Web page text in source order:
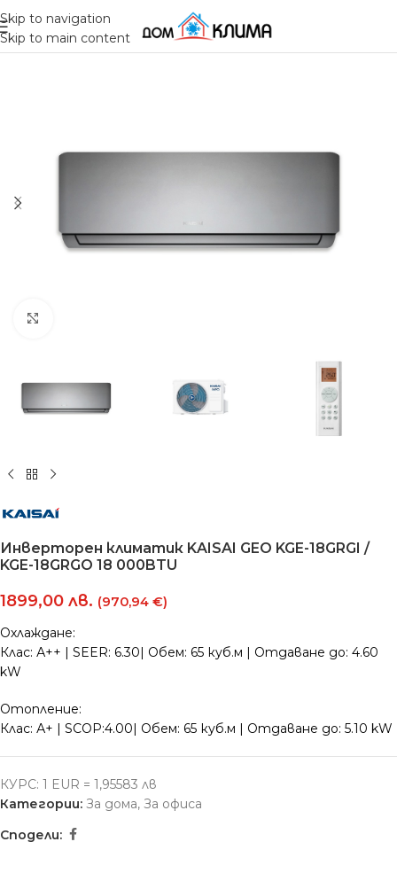
Skip to navigation
Skip to main content
Инверторен климатик KAISAI GEO KGE-18GRGI /
KGE-18GRGO 18 000BTU
1899,00 лв. (970,94 €)
Охлаждане:
Клас: А++ | SEER: 6.30| Обем: 65 куб.м | Отдаване до: 4.60
kW
Отопление:
Клас: А+ | SCOP:4.00| Обем: 65 куб.м | Отдаване до: 5.10 kW
КУРС: 1 EUR = 1,95583 лв
Категории: За дома, За офиса
Сподели: